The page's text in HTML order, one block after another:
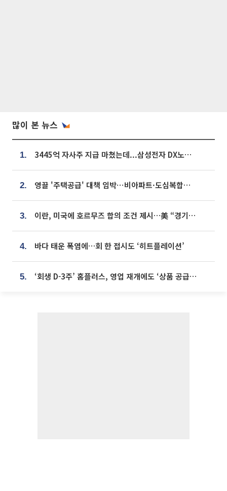
많이 본 뉴스
1. 3445억 자사주 지급 마쳤는데...삼성전자 DX노조, 뒤늦은 '떼쓰기 집회'
2. 영끌 '주택공급' 대책 임박⋯비아파트·도심복합까지 총동원
3. 이란, 미국에 호르무즈 합의 조건 제시…美 “경기 아직 안 끝나” [종합]
4. 바다 태운 폭염에…회 한 접시도 ‘히트플레이션’
5. ‘회생 D-3주’ 홈플러스, 영업 재개에도 ‘상품 공급망’ 복구가 생존 관건